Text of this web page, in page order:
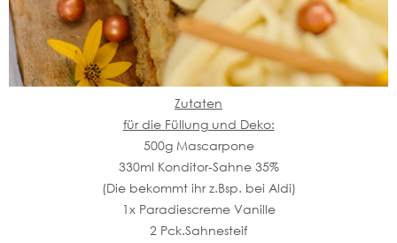
Zutaten
für die Füllung und Deko:
500g Mascarpone
330ml Konditor-Sahne 35%
(Die bekommt ihr z.Bsp. bei Aldi)
1x Paradiescreme Vanille
2 Pck.Sahnesteif